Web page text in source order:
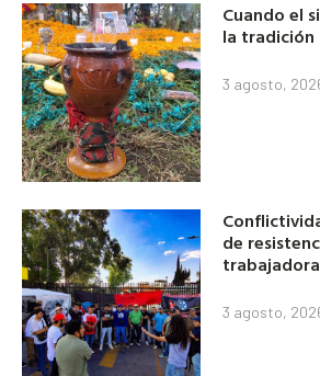
Cuando el
la tradición
3 agosto,
de
trabajadora
3 agosto,